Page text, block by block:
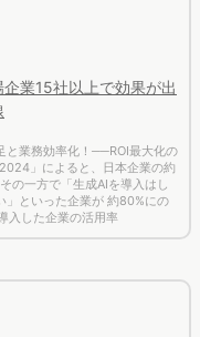
業務効率化！──ROI最大化の
」によると、日本企業の約
の一方で「生成AIを導入はし
といった企業が 約80%にの
入した企業の活用率